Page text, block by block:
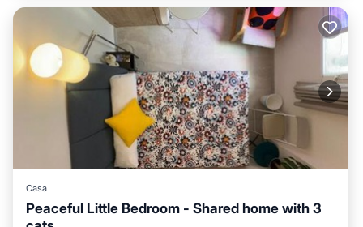
Casa
Peaceful Little Bedroom - Shared home with 3